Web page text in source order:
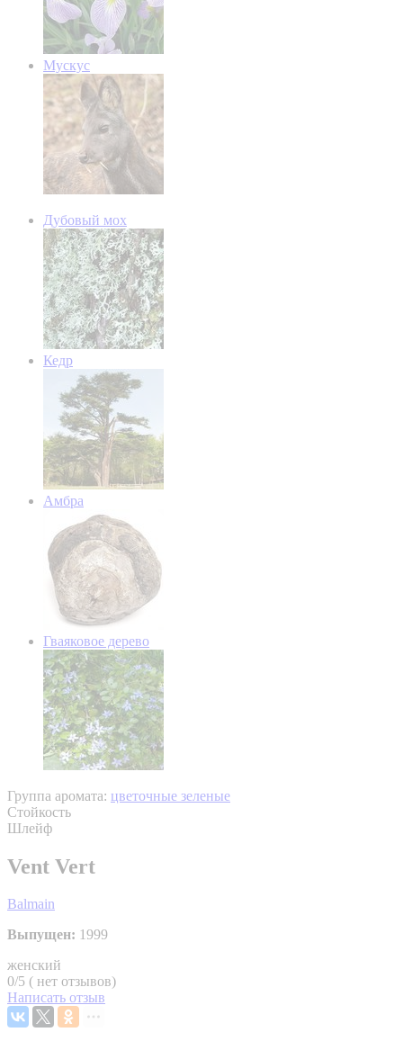
Мускус
Дубовый мох
Кедр
Амбра
Гваяковое дерево
Группа аромата: цветочные зеленые
Стойкость
Шлейф
Vent Vert
Balmain
Выпущен: 1999
женский
0/5 ( нет отзывов)
Написать отзыв